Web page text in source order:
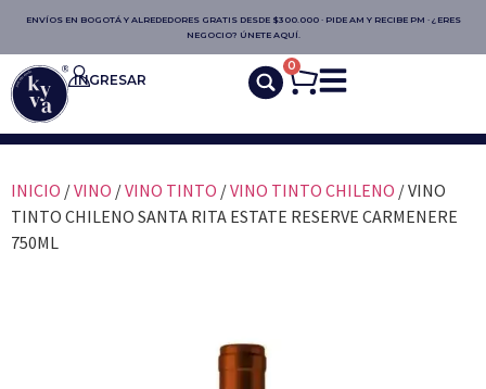
ENVÍOS EN BOGOTÁ Y ALREDEDORES GRATIS DESDE $300.000 · PIDE AM Y RECIBE PM · ¿ERES
NEGOCIO? ÚNETE AQUÍ.
INGRESAR
0
INICIO /VINO /VINO TINTO /VINO TINTO CHILENO / VINO
TINTO CHILENO SANTA RITA ESTATE RESERVE CARMENERE
750ML